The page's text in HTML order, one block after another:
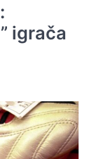
igrača